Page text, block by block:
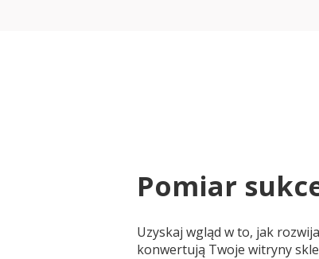
Pomiar
Uzyskaj wgląd w to, jak
konwertują Twoje witryny